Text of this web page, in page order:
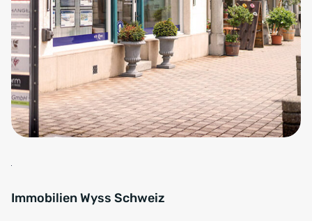
Immobilien Wyss Schweiz